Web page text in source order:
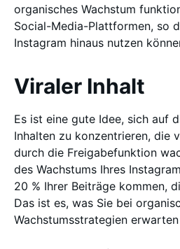
organisches Wachstum
Social-Media-Plattformen, so
Instagram hinaus nutzen
Viraler Inhalt
Es ist eine gute Idee, sich auf
Inhalten zu konzentrieren, die
durch die Freigabefunktion
des Wachstums Ihres
20 % Ihrer Beiträge kommen,
Das ist es, was Sie bei
Wachstumsstrategien